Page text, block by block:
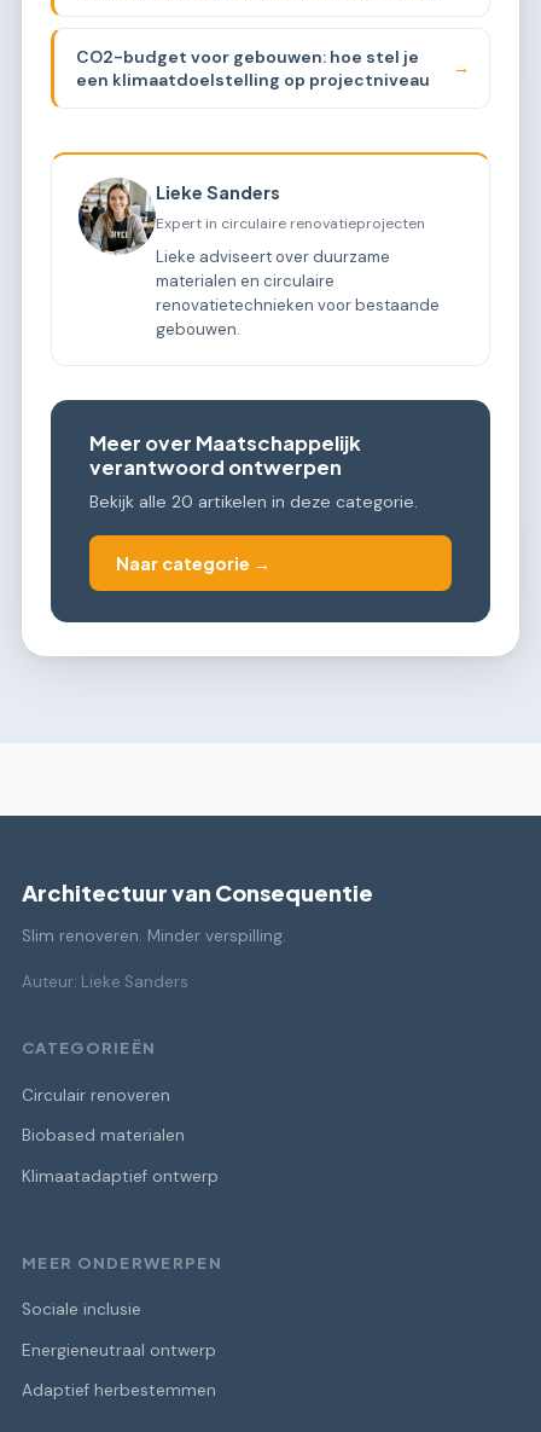
CO2-budget voor gebouwen: hoe stel je
een klimaatdoelstelling op projectniveau
→
Lieke Sanders
Expert in circulaire renovatieprojecten
Lieke adviseert over duurzame
materialen en circulaire
renovatietechnieken voor bestaande
gebouwen.
Meer over Maatschappelijk
verantwoord ontwerpen
Bekijk alle 20 artikelen in deze categorie.
Naar categorie →
Architectuur van Consequentie
Slim renoveren. Minder verspilling.
Auteur: Lieke Sanders
CATEGORIEËN
Circulair renoveren
Biobased materialen
Klimaatadaptief ontwerp
MEER ONDERWERPEN
Sociale inclusie
Energieneutraal ontwerp
Adaptief herbestemmen